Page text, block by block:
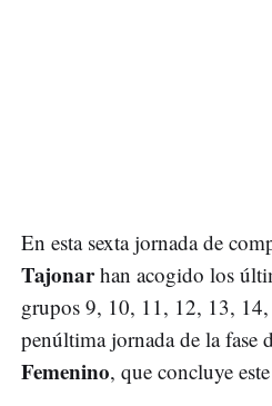
En esta sexta jornada de
Tajonarhan acogido los
grupos 9, 10, 11, 12, 13,
penúltima jornada de la fase
Femenino, que concluye